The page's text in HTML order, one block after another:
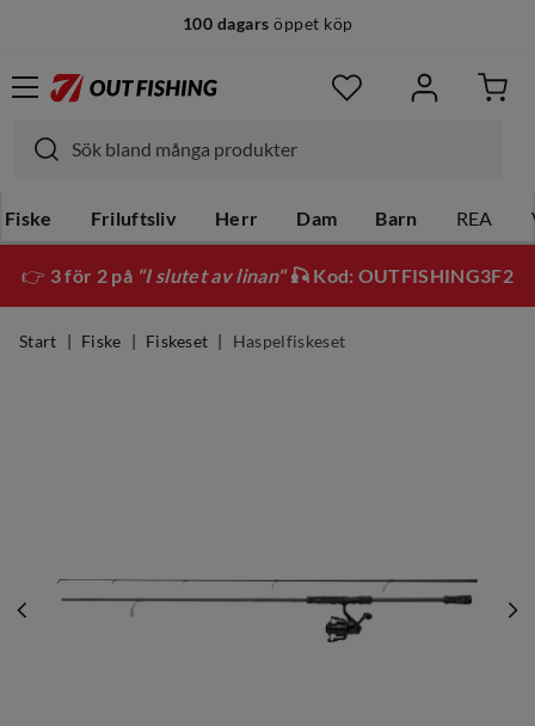
100 dagars öppet köp
Fiske Friluftsliv Herr Dam Barn REA
👉 3 för 2 på "I slutet av linan"🎣 Kod: OUTFISHING3F2
Start Fiske Fiskeset Haspelfiskeset